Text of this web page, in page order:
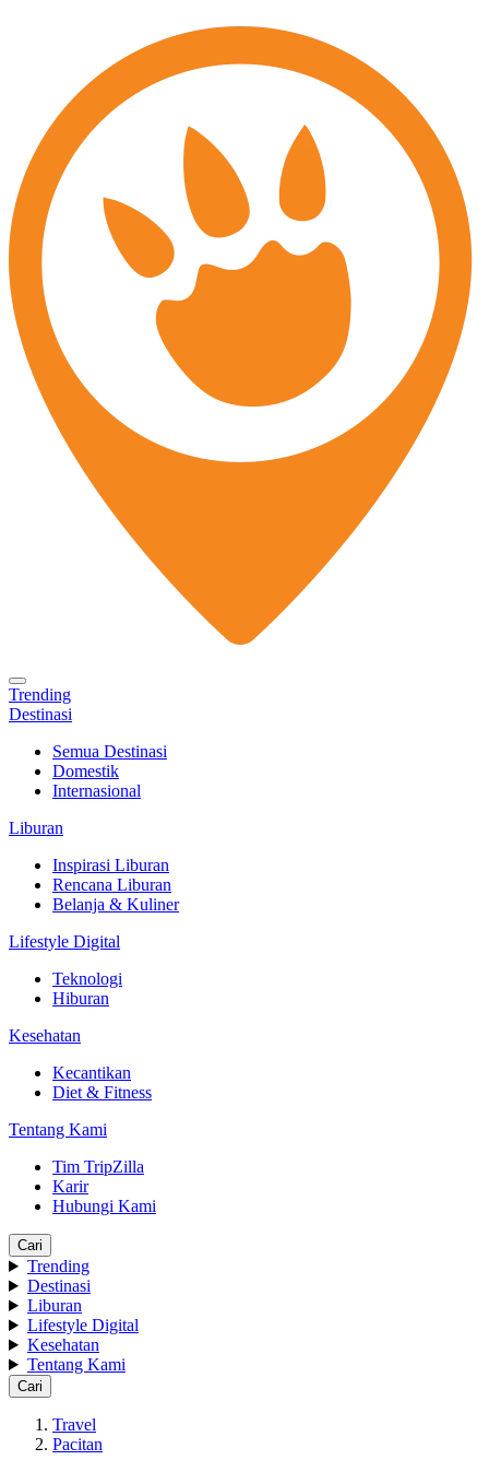
Trending
Destinasi
Semua Destinasi
Domestik
Internasional
Liburan
Inspirasi Liburan
Rencana Liburan
Belanja & Kuliner
Lifestyle Digital
Teknologi
Hiburan
Kesehatan
Kecantikan
Diet & Fitness
Tentang Kami
Tim TripZilla
Karir
Hubungi Kami
Cari
Trending
Destinasi
Liburan
Lifestyle Digital
Kesehatan
Tentang Kami
Cari
Travel
Pacitan